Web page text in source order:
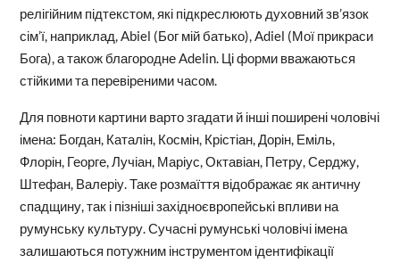
релігійним підтекстом, які підкреслюють духовний зв’язок
сім’ї, наприклад, Abiel (Бог мій батько), Adiel (Мої прикраси
Бога), а також благородне Adelin. Ці форми вважаються
стійкими та перевіреними часом.
Для повноти картини варто згадати й інші поширені чоловічі
імена: Богдан, Каталін, Космін, Крістіан, Дорін, Еміль,
Флорін, Георге, Лучіан, Маріус, Октавіан, Петру, Серджу,
Штефан, Валеріу. Таке розмаїття відображає як античну
спадщину, так і пізніші західноєвропейські впливи на
румунську культуру. Сучасні румунські чоловічі імена
залишаються потужним інструментом ідентифікації